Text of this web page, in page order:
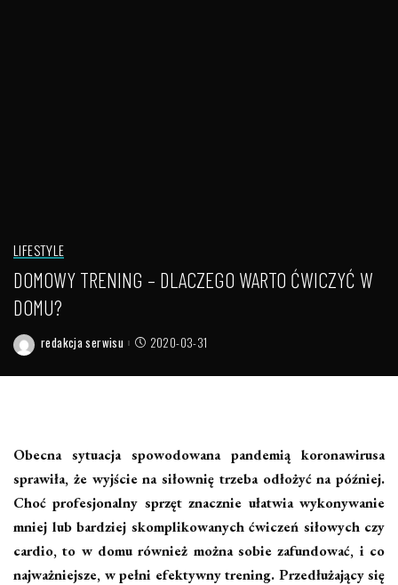
LIFESTYLE
DOMOWY TRENING – DLACZEGO WARTO ĆWICZYĆ W
DOMU?
Posted
redakcja serwisu 2020-03-31
Obecna sytuacja spowodowana pandemią koronawirusa
sprawiła, że wyjście na siłownię trzeba odłożyć na później.
Choć profesjonalny sprzęt znacznie ułatwia wykonywanie
mniej lub bardziej skomplikowanych ćwiczeń siłowych czy
cardio, to w domu również można sobie zafundować, i co
najważniejsze, w pełni efektywny trening. Przedłużający się